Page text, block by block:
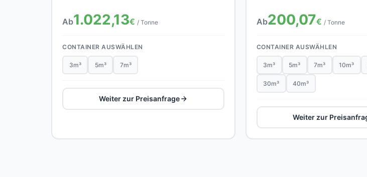
Ab1.022,13€ / Tonne
CONTAINER AUSWÄHLEN
3m³ 5m³ 7m³
Weiter zur Preisanfrage
Ab200,07€ / Tonne
CONTAINER AUSWÄHLEN
3m³ 5m³ 7m³ 10m³
30m³ 40m³
Weiter zur